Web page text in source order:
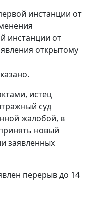
инстанции от
инстанции от
открытому
истец
суд
жалобой, в
новый
заявленных
перерыв до 14